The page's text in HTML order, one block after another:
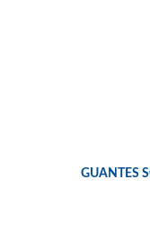
GUANTES